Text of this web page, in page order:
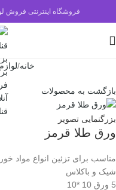
فروشگاه اینترنتی فروش
خانه
بازگشت به محصولات
بزرگنمایی تصویر
ورق طلا قرمز
مناسب برای تزئین انواع مواد
شیک و باکلاس
5 ورق 10 *10